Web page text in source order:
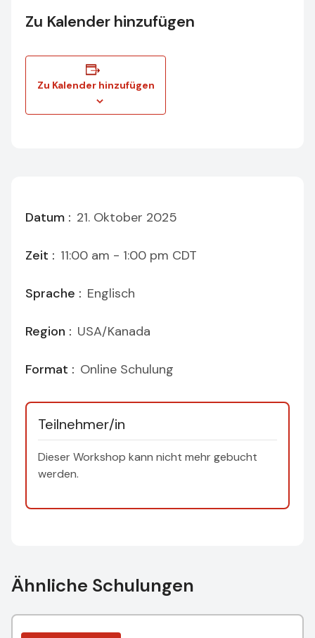
Zu Kalender hinzufügen
Zu Kalender hinzufügen
Datum : 21. Oktober 2025
Zeit : 11:00 am - 1:00 pm CDT
Sprache : Englisch
Region : USA/Kanada
Format : Online Schulung
Teilnehmer/in
Dieser Workshop kann nicht mehr gebucht
werden.
Ähnliche Schulungen